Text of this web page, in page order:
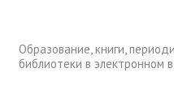
Образование, книги,
библиотеки в электронном